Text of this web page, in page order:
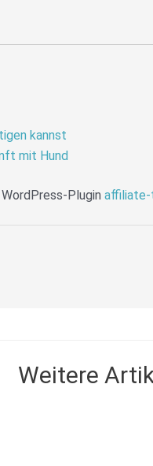
kannst
mit Hund
Plugin
Weitere